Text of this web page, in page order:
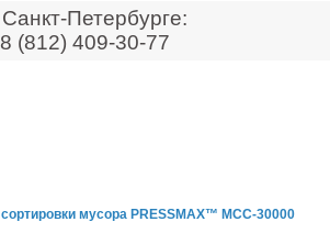
Петербурге:
8 (812) 409-30-77
мусора PRESSMAX™ МСС-30000